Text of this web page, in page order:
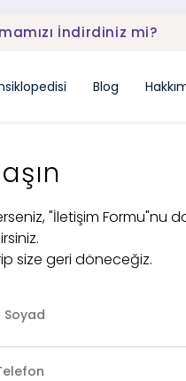
İndirdiniz mi?
Blog
"İletişim Formu"nu
size geri döneceğiz.
Soyad